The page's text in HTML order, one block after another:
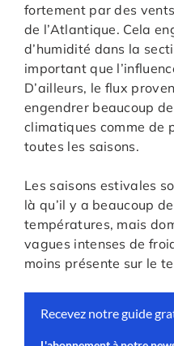
fortement par des
de l’Atlantique. Cela
d’humidité dans la
important que
D’ailleurs, le flux
engendrer beaucoup
climatiques comme de
toutes les saisons.
Les saisons estivales
là qu’il y a beaucoup
températures, mais
vagues intenses de
moins présente sur le